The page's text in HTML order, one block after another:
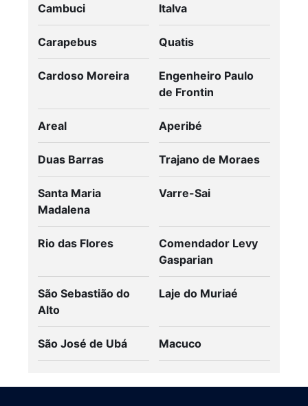
Cambuci Italva
Carapebus Quatis
Cardoso Moreira
Engenheiro Paulo
de Frontin
Areal Aperibé
Duas Barras Trajano de Moraes
Santa Maria
Madalena
Varre-Sai
Rio das Flores
Comendador Levy
Gasparian
São Sebastião do
Alto
Laje do Muriaé
São José de Ubá Macuco